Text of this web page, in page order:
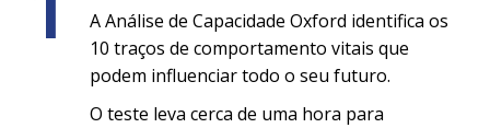
A Análise de Capacidade Oxford identifica os
10 traços de comportamento vitais que
podem influenciar todo o seu futuro.
O teste leva cerca de uma hora para